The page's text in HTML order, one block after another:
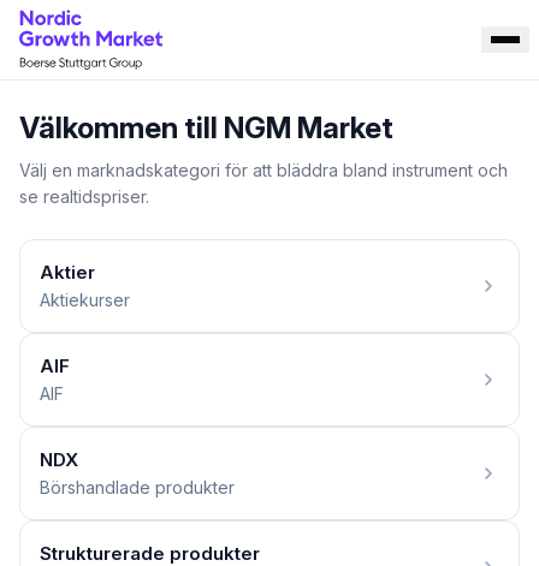
Välkommen till NGM Market
Välj en marknadskategori för att bläddra bland instrument och
se realtidspriser.
Aktier
Aktiekurser
AIF
AIF
NDX
Börshandlade produkter
Strukturerade produkter